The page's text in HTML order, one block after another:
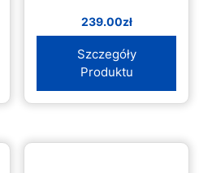
239.00zł
Szczegóły
Produktu